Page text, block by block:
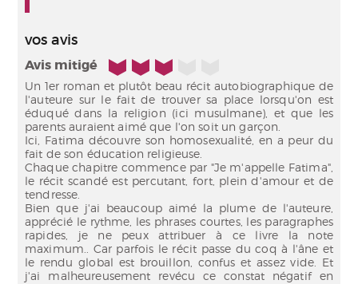
vos avis
Avis mitigé 3/5
Un 1er roman et plutôt beau récit autobiographique de
l'auteure sur le fait de trouver sa place lorsqu'on est
éduqué dans la religion (ici musulmane), et que les
parents auraient aimé que l'on soit un garçon.
Ici, Fatima découvre son homosexualité, en a peur du
fait de son éducation religieuse.
Chaque chapitre commence par "Je m'appelle Fatima",
le récit scandé est percutant, fort, plein d'amour et de
tendresse.
Bien que j'ai beaucoup aimé la plume de l'auteure,
apprécié le rythme, les phrases courtes, les paragraphes
rapides, je ne peux attribuer à ce livre la note
maximum.. Car parfois le récit passe du coq à l'âne et
le rendu global est brouillon, confus et assez vide. Et
j'ai malheureusement revécu ce constat négatif en